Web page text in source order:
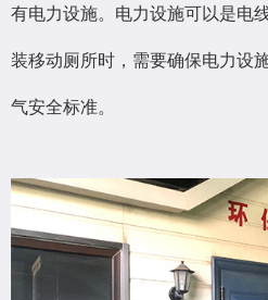
有电力设施。电力设施可以是电
装移动厕所时，需要确保电力设
气安全标准。